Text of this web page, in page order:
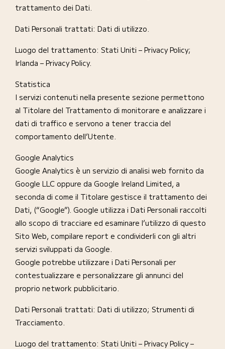
trattamento dei Dati.
Dati Personali trattati: Dati di utilizzo.
Luogo del trattamento: Stati Uniti – Privacy Policy;
Irlanda – Privacy Policy.
Statistica
I servizi contenuti nella presente sezione permettono
al Titolare del Trattamento di monitorare e analizzare i
dati di traffico e servono a tener traccia del
comportamento dell’Utente.
Google Analytics
Google Analytics è un servizio di analisi web fornito da
Google LLC oppure da Google Ireland Limited, a
seconda di come il Titolare gestisce il trattamento dei
Dati, (“Google”). Google utilizza i Dati Personali raccolti
allo scopo di tracciare ed esaminare l’utilizzo di questo
Sito Web, compilare report e condividerli con gli altri
servizi sviluppati da Google.
Google potrebbe utilizzare i Dati Personali per
contestualizzare e personalizzare gli annunci del
proprio network pubblicitario.
Dati Personali trattati: Dati di utilizzo; Strumenti di
Tracciamento.
Luogo del trattamento: Stati Uniti – Privacy Policy –